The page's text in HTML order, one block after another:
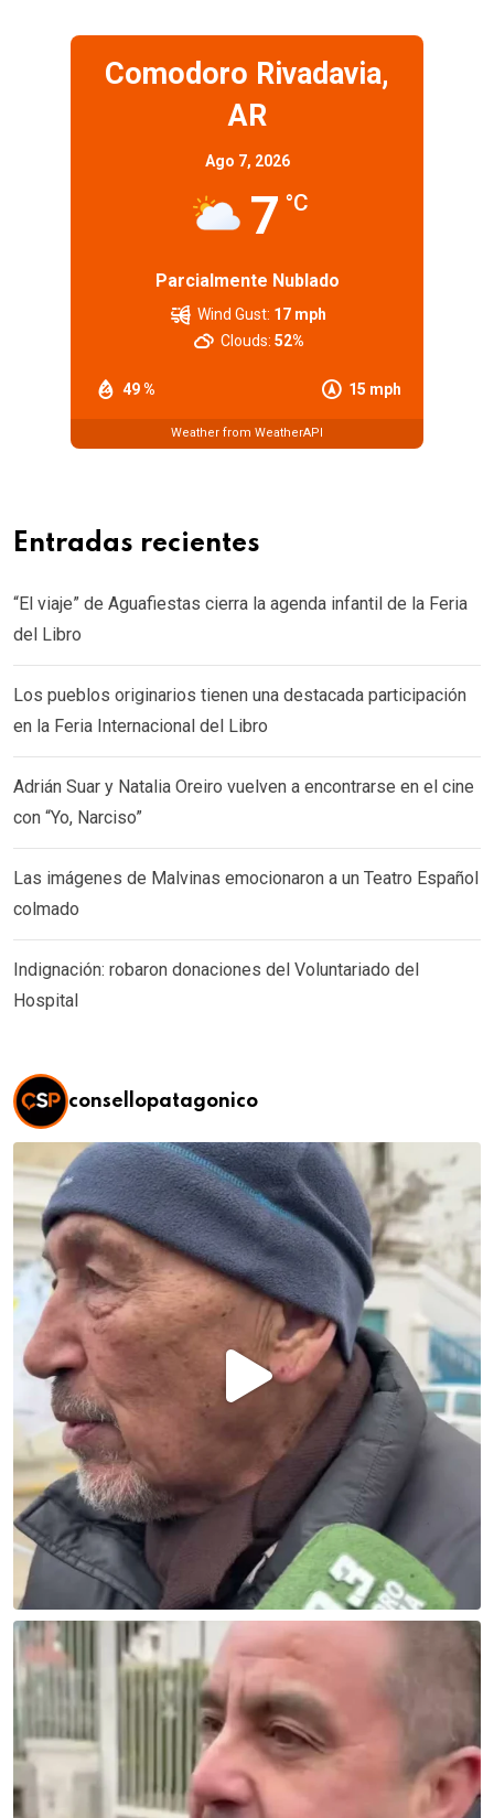
Comodoro Rivadavia,
AR
Ago 7, 2026
7 °C
Parcialmente Nublado
49 % 15 mph
Wind Gust: 17 mph
Clouds: 52%
Weather from WeatherAPI
Entradas recientes
“El viaje” de Aguafiestas cierra la agenda infantil de la Feria
del Libro
Los pueblos originarios tienen una destacada participación
en la Feria Internacional del Libro
Adrián Suar y Natalia Oreiro vuelven a encontrarse en el cine
con “Yo, Narciso”
Las imágenes de Malvinas emocionaron a un Teatro Español
colmado
Indignación: robaron donaciones del Voluntariado del
Hospital
consellopatagonico